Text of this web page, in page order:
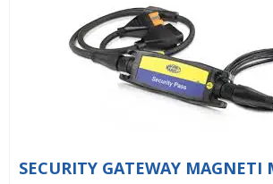
SECURITY GATEWAY MAGNETI